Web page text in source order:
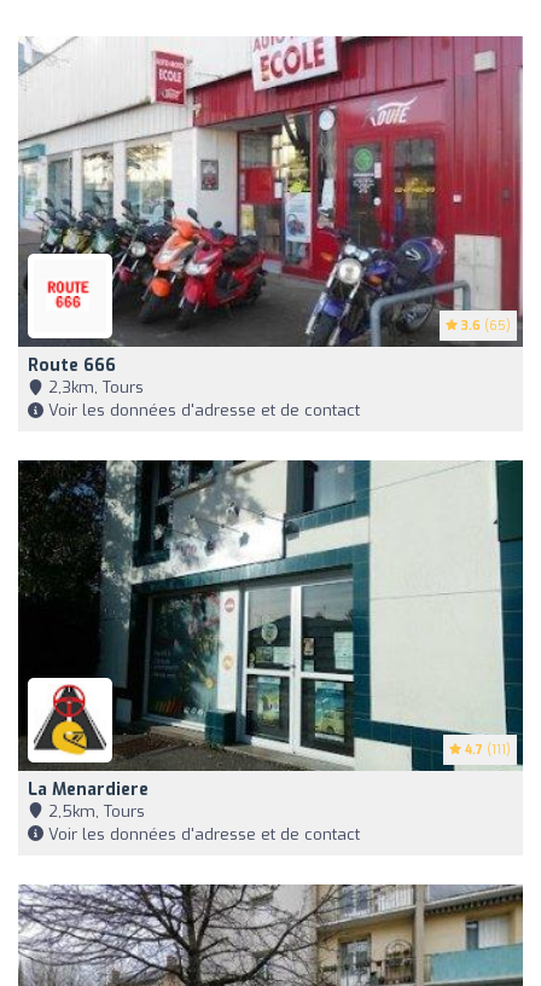
3.6 (65)
Route 666
2,3km, Tours
Voir les données d'adresse et de contact
4.7 (111)
La Menardiere
2,5km, Tours
Voir les données d'adresse et de contact